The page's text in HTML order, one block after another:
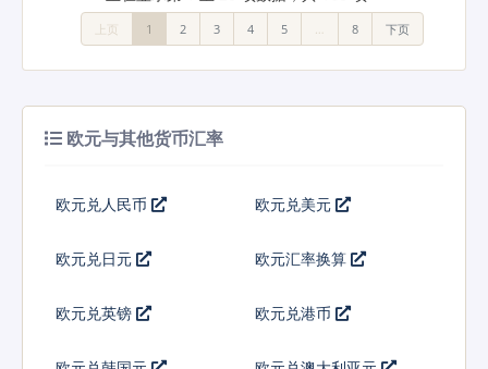
上页 1 2 3 4 5 8 下页
欧元与其他货币汇率
欧元兑人民币 欧元兑美元
欧元兑日元 欧元汇率换算
欧元兑英镑 欧元兑港币